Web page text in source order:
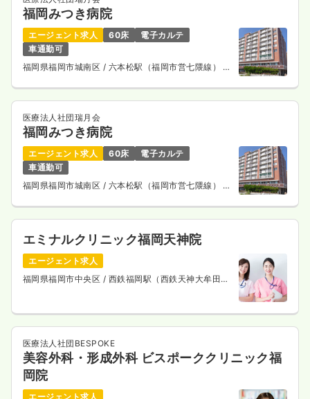
福岡みつき病院
エージェント求人 60床
電子カルテ
車通勤可
福岡県福岡市城南区 / 六本松駅（福岡市営七隈線） 徒
医療法人社団瑞月会
福岡みつき病院
エージェント求人 60床
電子カルテ
車通勤可
福岡県福岡市城南区 / 六本松駅（福岡市営七隈線） 徒
エミナルクリニック福岡天神院
エージェント求人
福岡県福岡市中央区 / 西鉄福岡駅（西鉄天神大牟田
医療法人社団BESPOKE
美容外科・形成外科 ビスポーククリニック福
岡院
エージェント求人